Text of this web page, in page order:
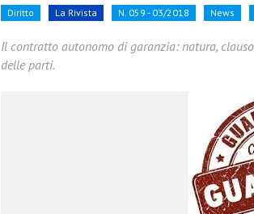
Diritto La Rivista N. 059 - 03/2018 News
Il contratto autonomo di garanzia: natura,
delle parti.